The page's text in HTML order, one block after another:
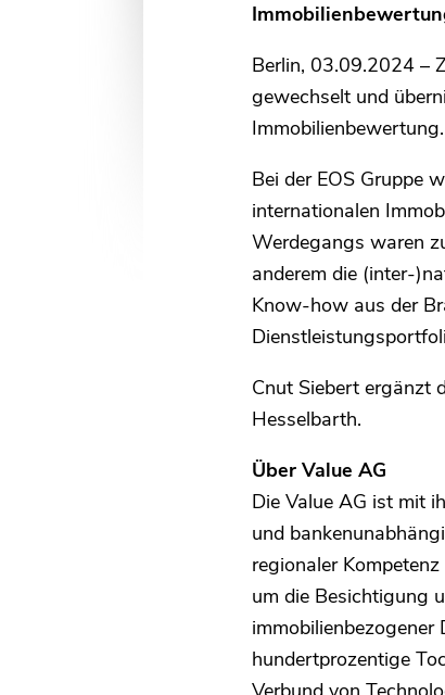
Berlin, 03.09.2024 –
gewechselt und
Immobilienbewertung.
Bei der EOS Gruppe
internationalen
Werdegangs waren
anderem die (inter-
Know-how aus der
Cnut Siebert ergänzt
Hesselbarth.
Über Value AG
Die Value AG ist mit
und
regionaler
um die Besichtigung
hundertprozentige